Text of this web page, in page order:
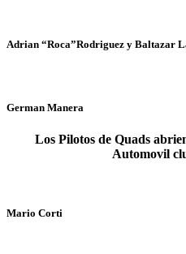
Adrian “Roca”Rodriguez y Baltazar
German Manera
Los Pilotos de Quads
Automovil
Mario Corti